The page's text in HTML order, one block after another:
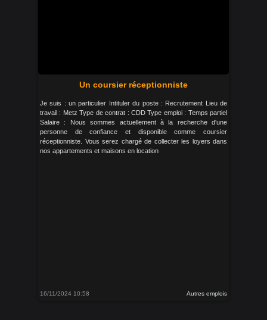
Un coursier réceptionniste
Je suis : un particulier Intituler du poste : Recrutement Lieu de
travail : Metz Type de contrat : CDD Type emploi : Temps partiel
Salaire : Nous sommes actuellement à la recherche d'une
personne de confiance et disponible comme coursier
réceptionniste. Vous serez chargé de collecter les loyers dans
nos appartements et maisons en location
16/11/2024 10:58 Autres emplois